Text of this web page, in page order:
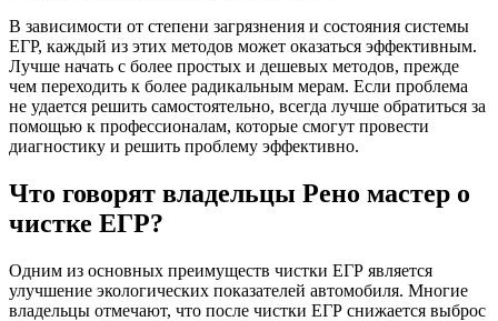
В зависимости от степени загрязнения и состояния системы
ЕГР, каждый из этих методов может оказаться эффективным.
Лучше начать с более простых и дешевых методов, прежде
чем переходить к более радикальным мерам. Если проблема
не удается решить самостоятельно, всегда лучше обратиться за
помощью к профессионалам, которые смогут провести
диагностику и решить проблему эффективно.
Что говорят владельцы Рено мастер о
чистке ЕГР?
Одним из основных преимуществ чистки ЕГР является
улучшение экологических показателей автомобиля. Многие
владельцы отмечают, что после чистки ЕГР снижается выброс